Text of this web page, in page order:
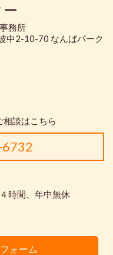
務所
中2-10-70 なんばパーク
相談はこちら
時間、年中無休
ォーム